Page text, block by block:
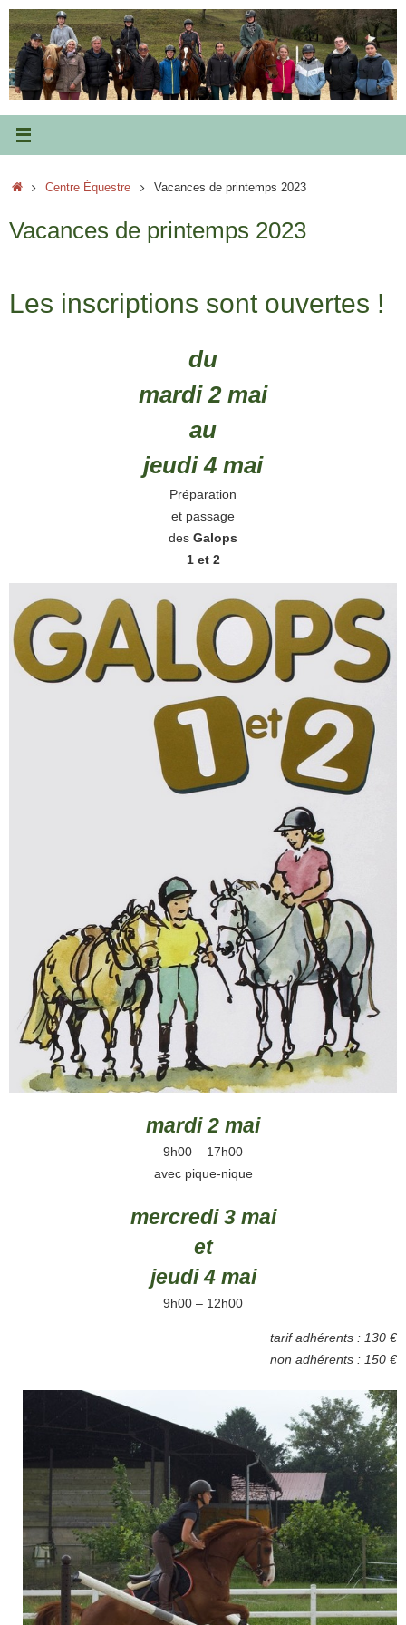
Passer
au
contenu
Accueil
Centre Équestre Vacances de printemps 2023
Vacances de printemps 2023
Les inscriptions sont ouvertes !
du
mardi 2 mai
au
jeudi 4 mai
Préparation
et passage
des Galops
1 et 2
mardi 2 mai
9h00 – 17h00
avec pique-nique
mercredi 3 mai
et
jeudi 4 mai
9h00 – 12h00
tarif adhérents : 130 €
non adhérents : 150 €